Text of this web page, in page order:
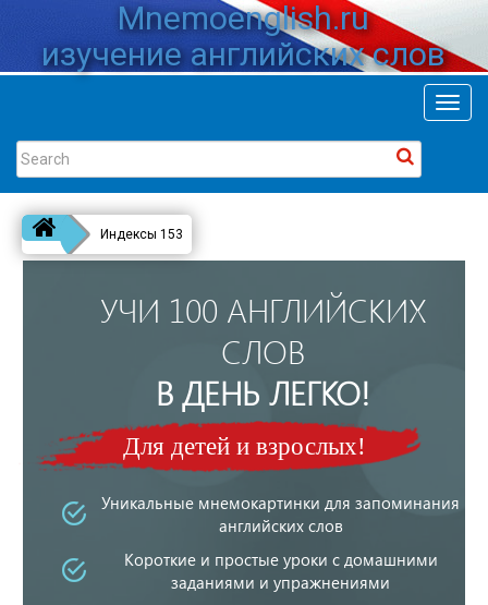
Mnemoenglish.ru
изучение английских слов
Индексы 153
УЧИ 100 АНГЛИЙСКИХ
СЛОВ
В ДЕНЬ ЛЕГКО!
Для детей и взрослых!
Уникальные мнемокартинки для запоминания
английских слов
Короткие и простые уроки с домашними
заданиями и упражнениями